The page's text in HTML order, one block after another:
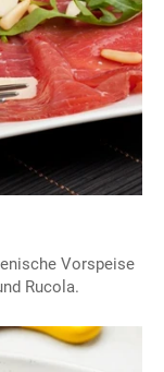
Vorspeise
Rucola.